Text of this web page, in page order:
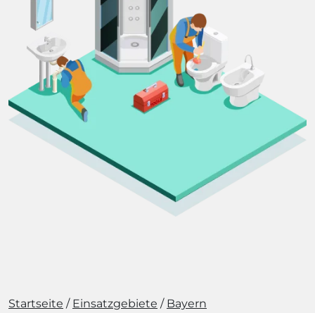
Startseite Einsatzgebiete
Bayern